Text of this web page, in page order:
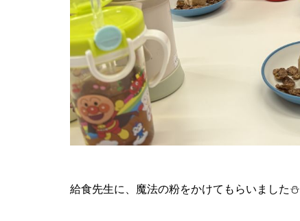
給食先生に、魔法の粉をかけてもらいました⛄️